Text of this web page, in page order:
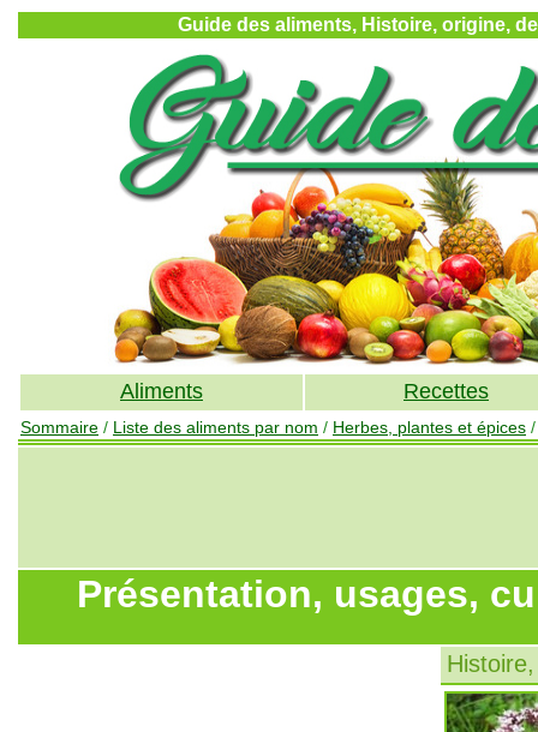
Guide des aliments, Histoire, origine,
Aliments Recettes
Sommaire / Liste des aliments par nom / Herbes, plantes et épices /
Présentation, usages,